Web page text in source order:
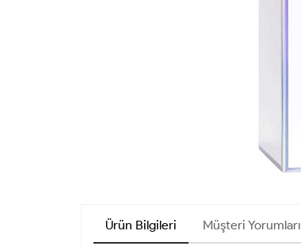
Ürün Bilgileri Müşteri Yorumları